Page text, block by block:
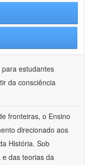
estudantes
da consciência
fronteiras, o Ensino
direcionado aos
História. Sob
das teorias da